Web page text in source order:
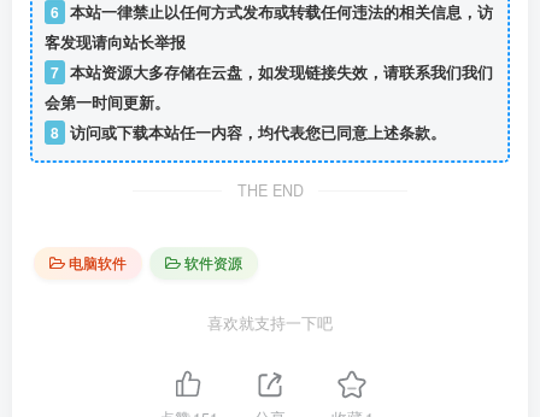
6 本站一律禁止以任何方式发布或转载任何违法的相关信息，访
客发现请向站长举报
7 本站资源大多存储在云盘，如发现链接失效，请联系我们我们
会第一时间更新。
8 访问或下载本站任一内容，均代表您已同意上述条款。
THE END
电脑软件 软件资源
喜欢就支持一下吧